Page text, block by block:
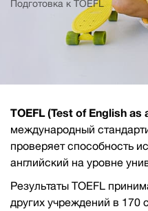
Подготовка к TOEFL
TOEFL (Test of English as
международный
проверяет способность
английский на уровне
Результаты TOEFL
других учреждений в 170